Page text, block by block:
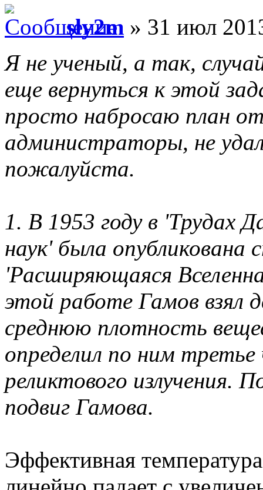
sly2m » 31 июл
Я не ученый, а так,
еще вернуться к этой
просто набросаю план
администраторы, не
пожалуйста.
1. В 1953 году в 'Трудах
наук' была
'Расширяющаяся
этой работе Гамов взял
среднюю плотность
определил по ним
реликтового излучения.
подвиг Гамова.
Эффективная